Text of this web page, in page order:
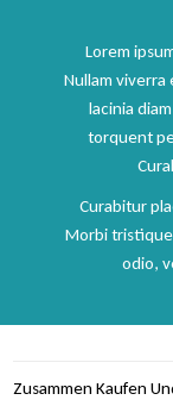
Lorem
Nullam
lacinia
torquent
Curabitur
Morbi
odio,
Zusammen Kaufen